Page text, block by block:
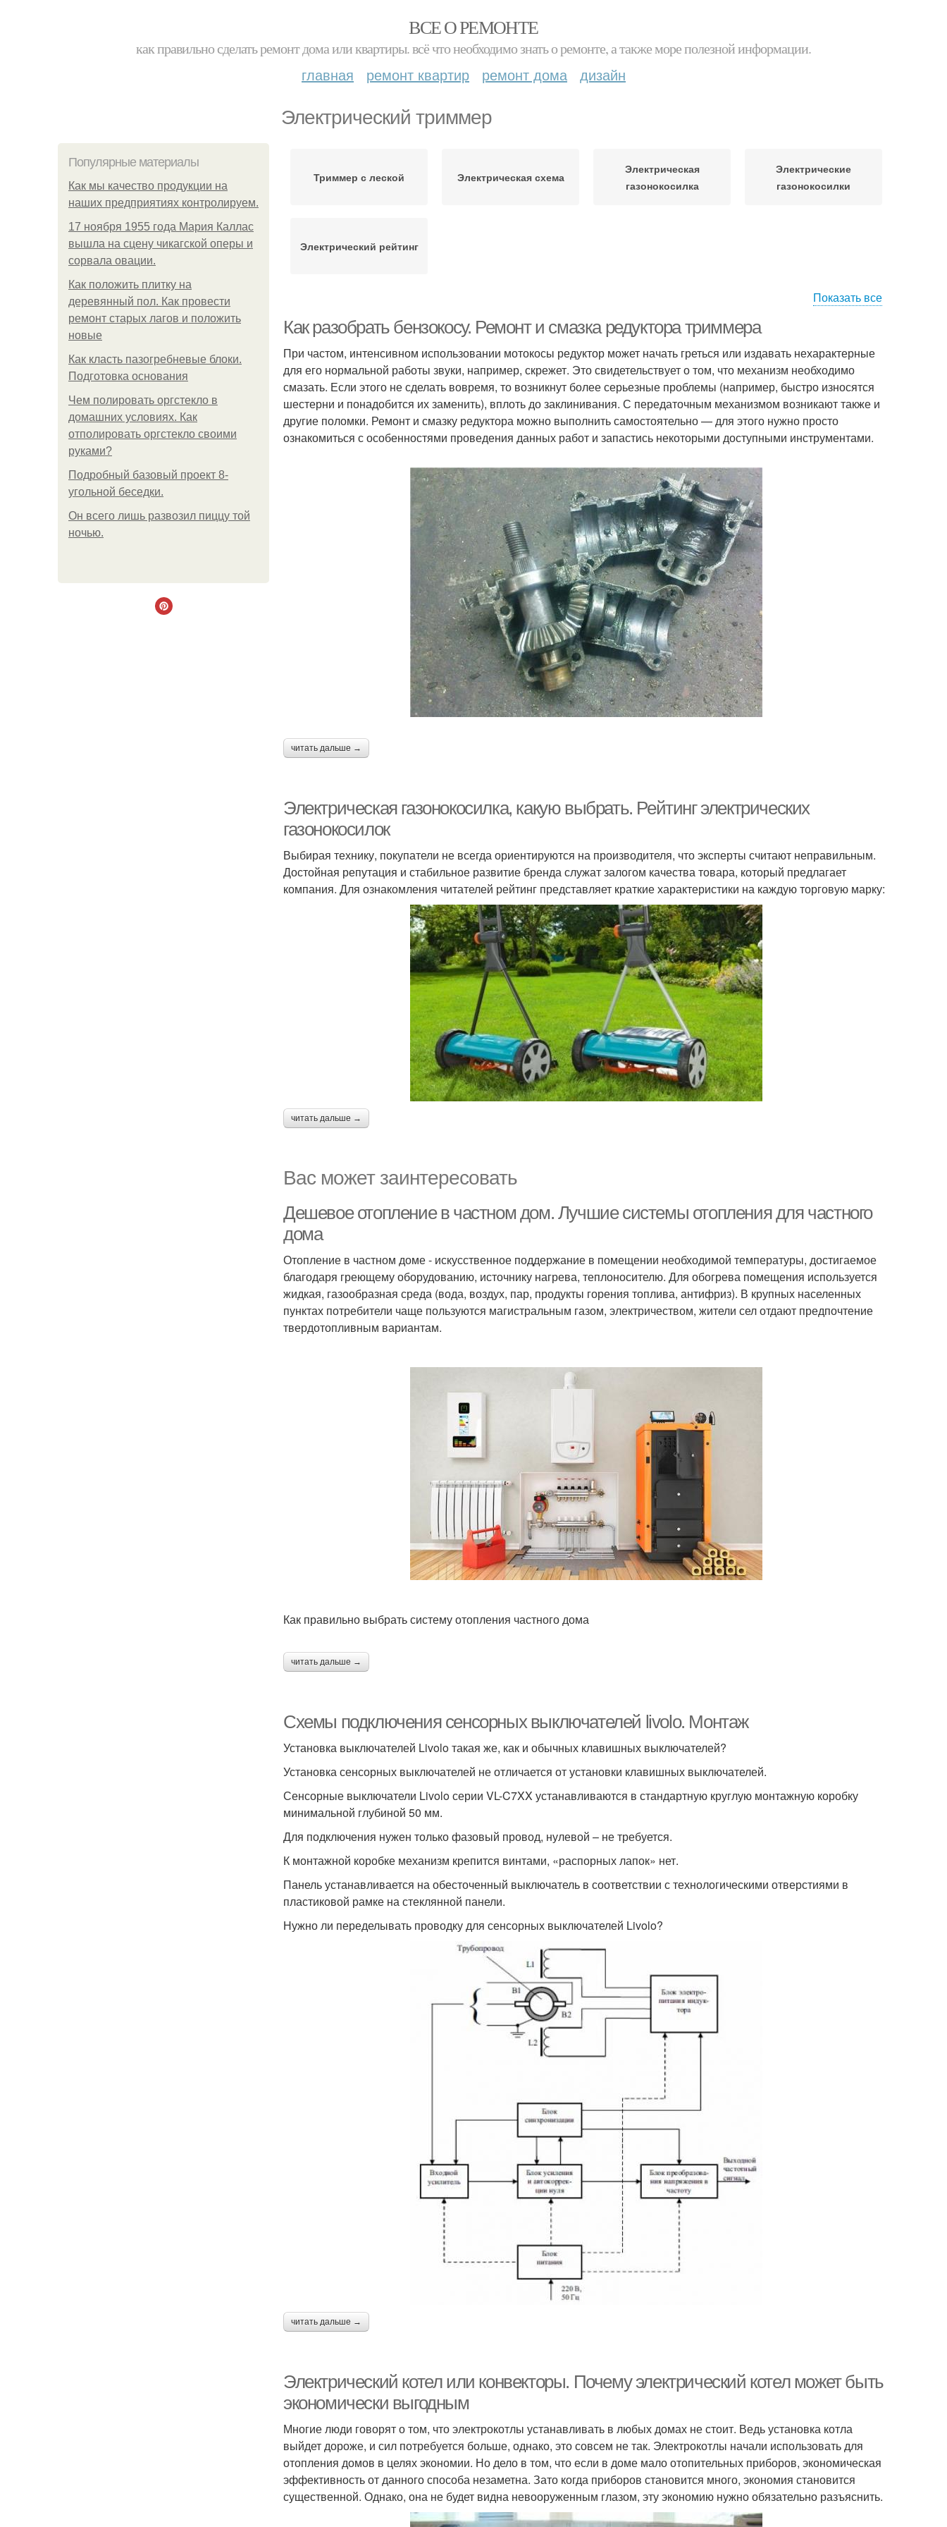
ВСЕ О РЕМОНТЕ
как правильно сделать ремонт дома или квартиры. всё что необходимо знать о ремонте, а также море полезной информации.
главная ремонт квартир ремонт дома дизайн
Электрический триммер
Популярные материалы
Как мы качество продукции на
наших предприятиях контролируем.
17 ноября 1955 года Мария Каллас
вышла на сцену чикагской оперы и
сорвала овации.
Как положить плитку на
деревянный пол. Как провести
ремонт старых лагов и положить
новые
Как класть пазогребневые блоки.
Подготовка основания
Чем полировать оргстекло в
домашних условиях. Как
отполировать оргстекло своими
руками?
Подробный базовый проект 8-
угольной беседки.
Он всего лишь развозил пиццу той
ночью.
Триммер с леской Электрическая схема
Электрическая
газонокосилка
Электрические
газонокосилки
Электрический рейтинг
Показать все
Как разобрать бензокосу. Ремонт и смазка редуктора триммера
При частом, интенсивном использовании мотокосы редуктор может начать греться или издавать нехарактерные
для его нормальной работы звуки, например, скрежет. Это свидетельствует о том, что механизм необходимо
смазать. Если этого не сделать вовремя, то возникнут более серьезные проблемы (например, быстро износятся
шестерни и понадобится их заменить), вплоть до заклинивания. С передаточным механизмом возникают также и
другие поломки. Ремонт и смазку редуктора можно выполнить самостоятельно — для этого нужно просто
ознакомиться с особенностями проведения данных работ и запастись некоторыми доступными инструментами.
читать дальше →
Электрическая газонокосилка, какую выбрать. Рейтинг электрических
газонокосилок
Выбирая технику, покупатели не всегда ориентируются на производителя, что эксперты считают неправильным.
Достойная репутация и стабильное развитие бренда служат залогом качества товара, который предлагает
компания. Для ознакомления читателей рейтинг представляет краткие характеристики на каждую торговую марку:
читать дальше →
Вас может заинтересовать
Дешевое отопление в частном дом. Лучшие системы отопления для частного
дома
Отопление в частном доме - искусственное поддержание в помещении необходимой температуры, достигаемое
благодаря греющему оборудованию, источнику нагрева, теплоносителю. Для обогрева помещения используется
жидкая, газообразная среда (вода, воздух, пар, продукты горения топлива, антифриз). В крупных населенных
пунктах потребители чаще пользуются магистральным газом, электричеством, жители сел отдают предпочтение
твердотопливным вариантам.
Как правильно выбрать систему отопления частного дома
читать дальше →
Схемы подключения сенсорных выключателей livolo. Монтаж
Установка выключателей Livolo такая же, как и обычных клавишных выключателей?
Установка сенсорных выключателей не отличается от установки клавишных выключателей.
Сенсорные выключатели Livolo серии VL-C7XX устанавливаются в стандартную круглую монтажную коробку
минимальной глубиной 50 мм.
Для подключения нужен только фазовый провод, нулевой – не требуется.
К монтажной коробке механизм крепится винтами, «распорных лапок» нет.
Панель устанавливается на обесточенный выключатель в соответствии с технологическими отверстиями в
пластиковой рамке на стеклянной панели.
Нужно ли переделывать проводку для сенсорных выключателей Livolo?
читать дальше →
Электрический котел или конвекторы. Почему электрический котел может быть
экономически выгодным
Многие люди говорят о том, что электрокотлы устанавливать в любых домах не стоит. Ведь установка котла
выйдет дороже, и сил потребуется больше, однако, это совсем не так. Электрокотлы начали использовать для
отопления домов в целях экономии. Но дело в том, что если в доме мало отопительных приборов, экономическая
эффективность от данного способа незаметна. Зато когда приборов становится много, экономия становится
существенной. Однако, она не будет видна невооруженным глазом, эту экономию нужно обязательно разъяснить.